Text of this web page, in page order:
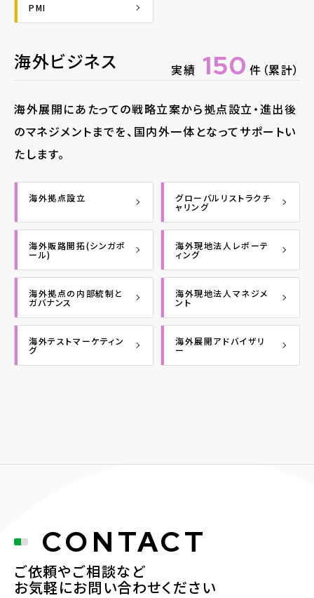
PMI
海外ビジネス 実績 150 件（累計）
海外展開にあたっての戦略立案から拠点設立・進出後
のマネジメントまでを、国内外一体となってサポートい
たします。
海外拠点設立 グローバルリストラクチ
ャリング
海外販路開拓(シンガポ
ール)
海外現地法人レポーテ
ィング
海外拠点の内部統制と
ガバナンス
海外現地法人マネジメ
ント
海外テストマーケティン
グ
海外展開アドバイザリ
ー
CONTACT
ご依頼やご相談など
お気軽にお問い合わせください